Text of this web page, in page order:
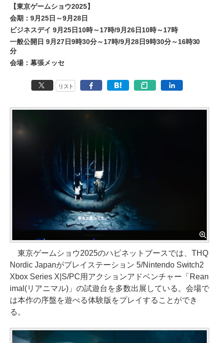
【東京ゲームショウ2025】
会期：9月25日～9月28日
ビジネスデイ 9月25日10時～17時/9月26日10時～17時
一般公開日 9月27日9時30分～17時/9月28日9時30分～16時30
分
会場：幕張メッセ
リスト
東京ゲームショウ2025のハピネットブースでは、THQ
Nordic Japanがプレイステーション 5/Nintendo Switch2
Xbox Series X|S/PC用アクションアドベンチャー「Rean
imal(リアニマル)」の試遊台を多数出展している。会場で
は本作の序盤を遊べる体験版をプレイすることができ
る。